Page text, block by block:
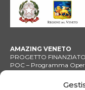
AMAZING VENETO
PROGETTO
POC – Programma